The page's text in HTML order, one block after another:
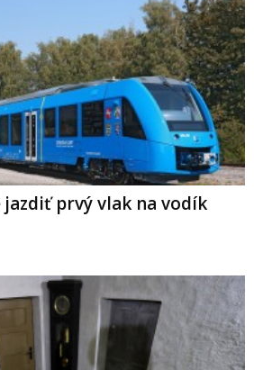
jazdiť prvý vlak na vodík